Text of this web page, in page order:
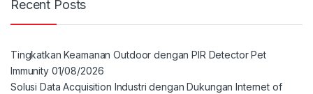
Recent Posts
Tingkatkan Keamanan Outdoor dengan PIR Detector Pet
Immunity 01/08/2026
Solusi Data Acquisition Industri dengan Dukungan Internet of